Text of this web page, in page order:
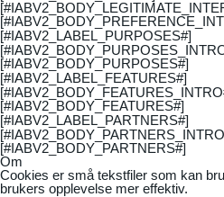
[#IABV2_LABEL_PURPOSES#]
[#IABV2_BODY_PURPOSES#]
[#IABV2_LABEL_FEATURES#]
[#IABV2_BODY_FEATURES#]
[#IABV2_LABEL_PARTNERS#]
[#IABV2_BODY_PARTNERS#]
Om
Cookies er små tekstfiler som kan
brukers opplevelse mer effektiv.